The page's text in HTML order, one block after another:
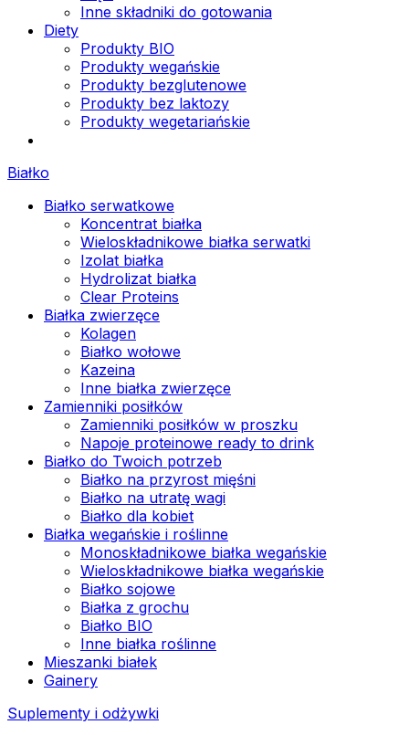
Inne składniki do gotowania
Diety
Produkty BIO
Produkty wegańskie
Produkty bezglutenowe
Produkty bez laktozy
Produkty wegetariańskie
Białko
Białko serwatkowe
Koncentrat białka
Wieloskładnikowe białka serwatki
Izolat białka
Hydrolizat białka
Clear Proteins
Białka zwierzęce
Kolagen
Białko wołowe
Kazeina
Inne białka zwierzęce
Zamienniki posiłków
Zamienniki posiłków w proszku
Napoje proteinowe ready to drink
Białko do Twoich potrzeb
Białko na przyrost mięśni
Białko na utratę wagi
Białko dla kobiet
Białka wegańskie i roślinne
Monoskładnikowe białka wegańskie
Wieloskładnikowe białka wegańskie
Białko sojowe
Białka z grochu
Białko BIO
Inne białka roślinne
Mieszanki białek
Gainery
Suplementy i odżywki